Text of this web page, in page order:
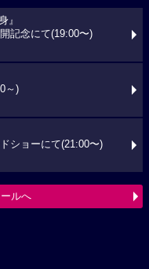
』
記念にて(19:00〜)
～)
ショーにて(21:00〜)
ルへ